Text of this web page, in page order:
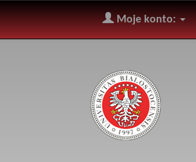
Moje konto: